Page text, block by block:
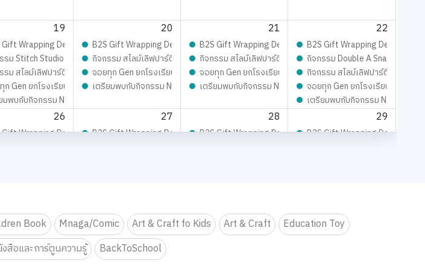
19 20 21 22
วามสุข สนุกจอยทุกเจน
2026 LIVE Playfull: ส่งมอบความสุข สนุกจอยทุกเจน
Gift Wrapping Design contest 2026 LIVE Playfull: ส่งมอบความสุข สนุกจอยทุกเจน
B2S Gift Wrapping Design contest 2026 LIVE Playfull: ส่งมอบความสุข สนุกจอยทุกเจน
B2S Gift Wrapping Design contest 2026 LIVE Playfull: ส่งม
B2S Gift Wrapping Design
นงาม ด้วยจักรเย็บผ้าคู่ใจ
รม Stitch Studio - เสกสรรผ้าผืนงาม ด้วยจักรเย็บผ้าคู่ใจ
กิจกรรม สไลม์เลิฟปาร์ตี้ ปั้นสนุกสุดมุ้งมิ้ง - Magical SLIME LOVE PARTY By Elmer’s
กิจกรรม สไลม์เลิฟปาร์ตี้ ปั้นสนุกสุดมุ้งมิ้ง - Magical SLIME LOVE
กิจกรรม Double A Snap &amp;
By Elmer’s
- Magical SLIME LOVE PARTY By Elmer’s
รม สไลม์เลิฟปาร์ตี้ ปั้นสนุกสุดมุ้งมิ้ง - Magical SLIME LOVE PARTY By Elmer’s
จอยทุก Gen ยกโรงเรียน จอยทุก Gen ยกโรงเรียน
กิจกรรม สไลม์เลิฟปาร์ตี้ ปั้นสนุกสุ
Gen ยกโรงเรียน เตรียมพบกับกิจกรรม New Trainer Journey On Tour !!เตรียมพบกับกิจกรรม New Trainer Journey On Tour !!
จอยทุก Gen ยกโรงเรียน
On Tour !!
มพบกับกิจกรรม New Trainer Journey On Tour !! เตรียมพบกับกิจกรรม New
26 27 28 29
วามสุข สนุกจอยทุกเจน
2026 LIVE Playfull: ส่งมอบความสุข สนุกจอยทุกเจน
Gift Wrapping Design contest 2026 LIVE Playfull: ส่งมอบความสุข สนุกจอยทุกเจน
B2S Gift Wrapping Design contest 2026 LIVE Playfull: ส่งมอบความสุข สนุกจอยทุกเจน
B2S Gift Wrapping Design contest 2026 LIVE Playfull: ส่งม
B2S Gift Wrapping Design
By Elmer’s
- Magical SLIME LOVE PARTY By Elmer’s
รม สไลม์เลิฟปาร์ตี้ ปั้นสนุกสุดมุ้งมิ้ง - Magical SLIME LOVE PARTY By Elmer’s
กิจกรรม สไลม์เลิฟปาร์ตี้ ปั้นสนุกสุดมุ้งมิ้ง - Magical SLIME LOVE PARTY By Elmer’s
กิจกรรม สไลม์เลิฟปาร์ตี้ ปั้นสนุกสุดมุ้งมิ้ง - Magical SLIME LOVE
กิจกรรม สไลม์เลิฟปาร์ตี้ ปั้นสนุกสุ
On Tour !!
มพบกับกิจกรรม New Trainer Journey On Tour !!เตรียมพบกับกิจกรรม New Trainer Journey On Tour !!เตรียมพบกับกิจกรรม New Trainer Journey On Tour !!
เตรียมพบกับกิจกรรม New
Book Mnaga/Comic Art & Craft fo Kids Art & Craft
Education Toy
สือและการ์ตูนความรู้ BackToSchool